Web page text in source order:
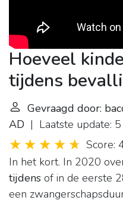
Hoeveel
tijdens
Gevraagd door:
AD | Laatste update:
Score:
In het kort. In 2020
tijdens of in de eerste
een